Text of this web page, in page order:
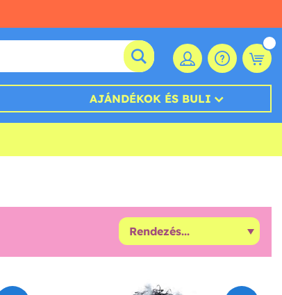
AJÁNDÉKOK ÉS BULI